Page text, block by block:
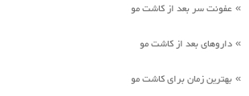
» عفونت سر بعد از کاشت مو
» داروهای بعد از کاشت مو
» بهترین زمان برای کاشت مو